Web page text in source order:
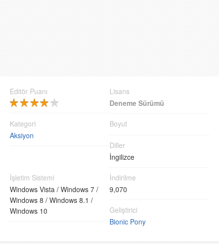
Editör Puanı
Lisans
Deneme Sürümü
Kategori
Aksiyon
Boyut
Diller
İngilizce
İşletim Sistemi
Windows Vista / Windows 7 /
Windows 8 / Windows 8.1 /
Windows 10
İndirilme
9,070
Geliştirici
Bionic Pony